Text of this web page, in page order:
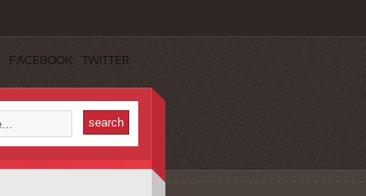
FACEBOOK TWITTER